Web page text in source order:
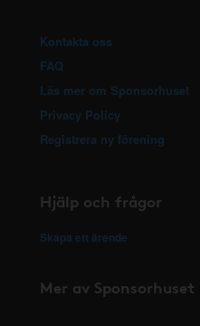
Kontakta oss
FAQ
Läs mer om Sponsorhuset
Privacy Policy
Registrera ny förening
Hjälp och frågor
Skapa ett ärende
Mer av Sponsorhuset